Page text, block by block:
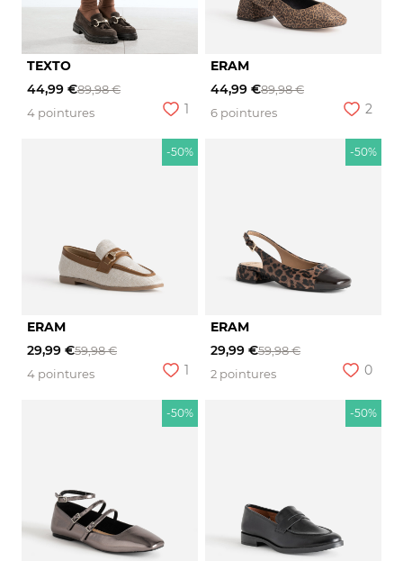
TEXTO
44,99 €89,98 €
4 pointures
1
ERAM
44,99 €89,98 €
6 pointures
2
-50%
ERAM
29,99 €59,98 €
4 pointures
1
-50%
ERAM
29,99 €59,98 €
2 pointures
0
-50% -50%